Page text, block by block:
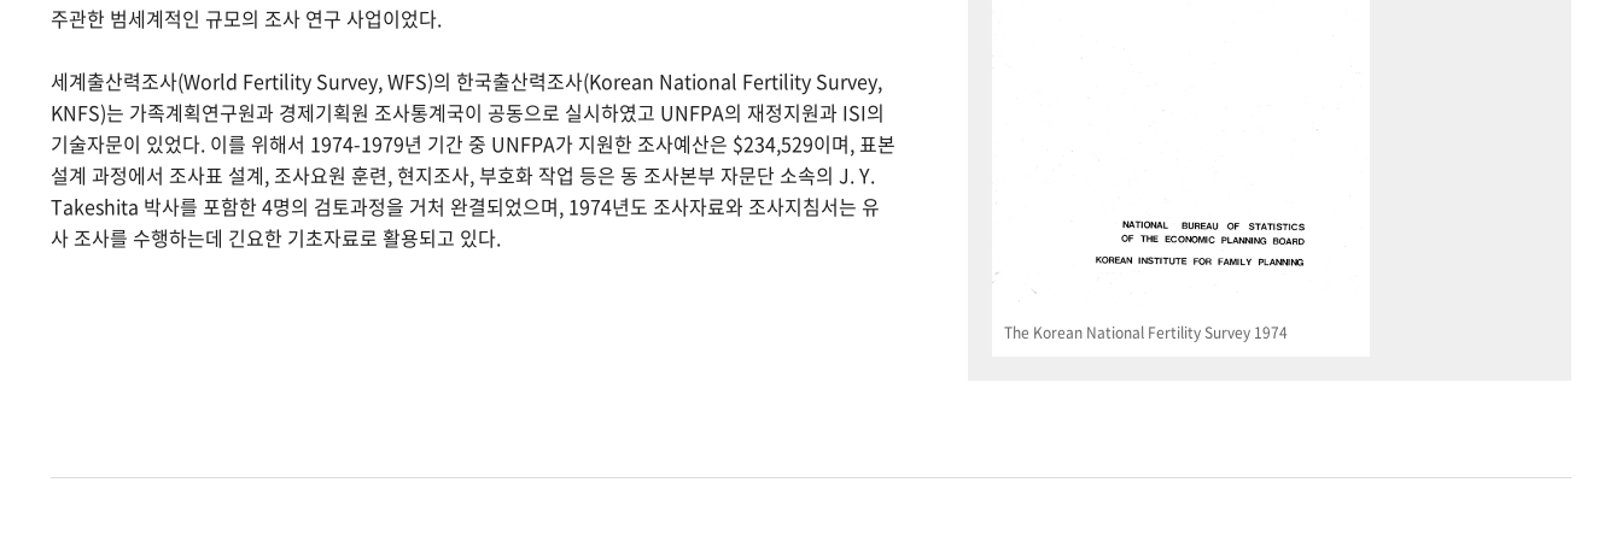
주관한 범세계적인 규모의 조사 연구 사업이었다.
세계출산력조사(World Fertility Survey, WFS)의 한국출산력조사(Korean National Fertility Survey,
KNFS)는 가족계획연구원과 경제기획원 조사통계국이 공동으로 실시하였고 UNFPA의 재정지원과 ISI의
기술자문이 있었다. 이를 위해서 1974-1979년 기간 중 UNFPA가 지원한 조사예산은 $234,529이며, 표본
설계 과정에서 조사표 설계, 조사요원 훈련, 현지조사, 부호화 작업 등은 동 조사본부 자문단 소속의 J. Y.
Takeshita 박사를 포함한 4명의 검토과정을 거처 완결되었으며, 1974년도 조사자료와 조사지침서는 유
사 조사를 수행하는데 긴요한 기초자료로 활용되고 있다.
The Korean National Fertility Survey 1974